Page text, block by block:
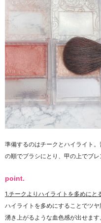
準備するのはチークとハイライト
の順でブラシにとり、甲の上でブレ
point.
1.チークよりハイライトを多めにと
ハイライトを多めにすることでツ
湧き上がるような血色感が出せま